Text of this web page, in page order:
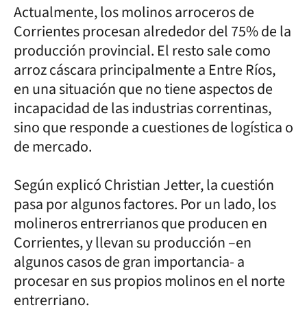
Actualmente, los molinos arroceros de
Corrientes procesan alrededor del 75% de la
producción provincial. El resto sale como
arroz cáscara principalmente a Entre Ríos,
en una situación que no tiene aspectos de
incapacidad de las industrias correntinas,
sino que responde a cuestiones de logística o
de mercado.
Según explicó Christian Jetter, la cuestión
pasa por algunos factores. Por un lado, los
molineros entrerrianos que producen en
Corrientes, y llevan su producción –en
algunos casos de gran importancia- a
procesar en sus propios molinos en el norte
entrerriano.